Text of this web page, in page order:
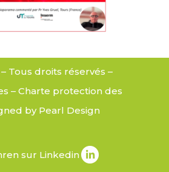
Tous droits réservés –
– Charte protection des
by Pearl Design
sur Linkedin